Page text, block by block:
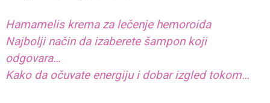
Hamamelis krema za lečenje hemoroida
Najbolji način da izaberete šampon koji
odgovara…
Kako da očuvate energiju i dobar izgled tokom…